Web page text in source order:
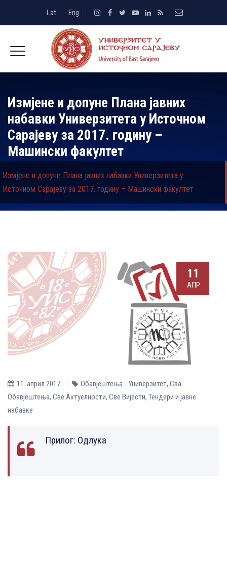
Lat Eng
Измјене и допуне Плана јавних
набавки Универзитета у Источном
Сарајеву за 2017. годину –
Машински факултет
Измјене и допуне Плана јавних набавки Универзитета у
Источном Сарајеву за 2017. годину – Машински факултет
11
АПР
11. април 2017. Обавјештења - Универзитет, Сва
Обавјештења, Све Aктуелности, Све Вијести, Тендери и јавне
набавке
Прилог: Одлука